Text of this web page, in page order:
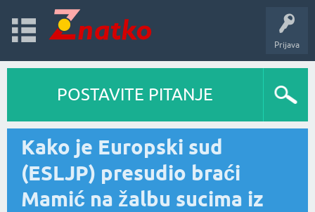
Prijava
POSTAVITE PITANJE
Kako je Europski sud
(ESLJP) presudio braći
Mamić na žalbu sucima iz